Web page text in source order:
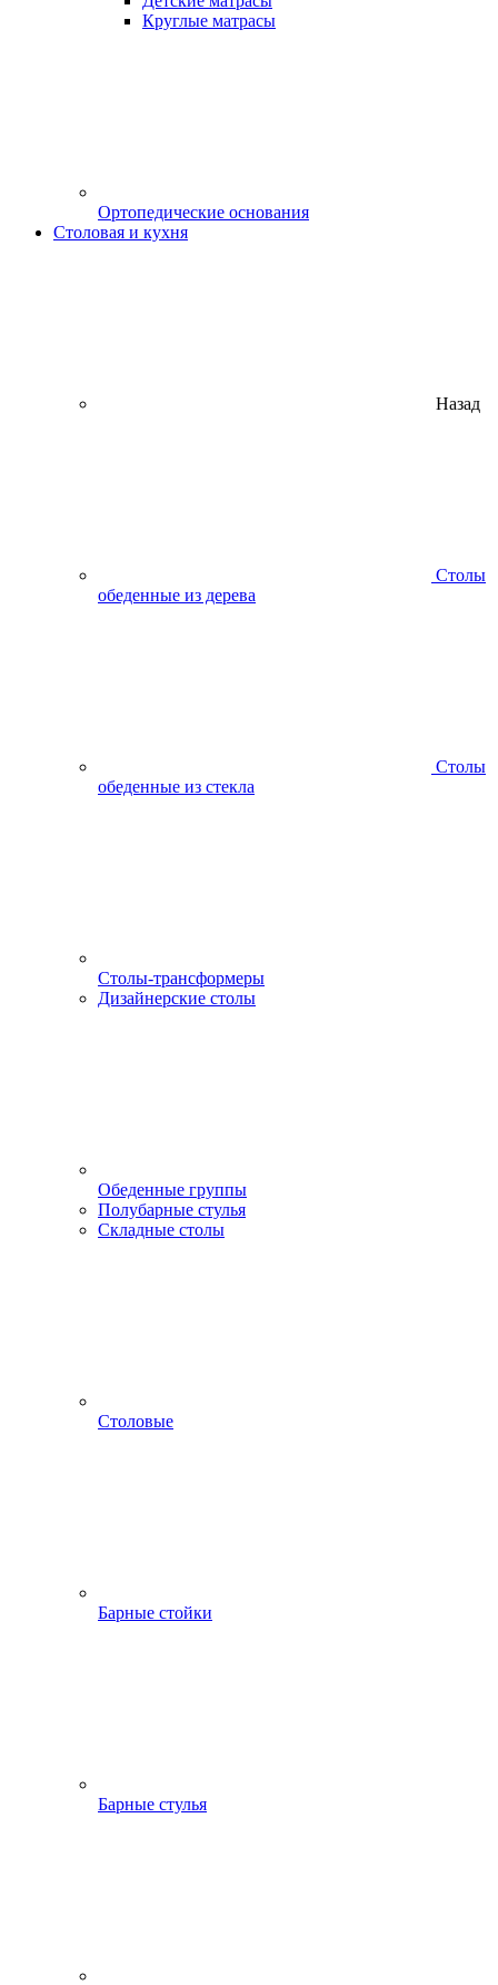
Круглые матрасы
Ортопедические основания
Столовая и кухня
Назад
Столы
обеденные из дерева
Столы
обеденные из стекла
Столы-трансформеры
Дизайнерские столы
Обеденные группы
Полубарные стулья
Складные столы
Столовые
Барные стойки
Барные стулья